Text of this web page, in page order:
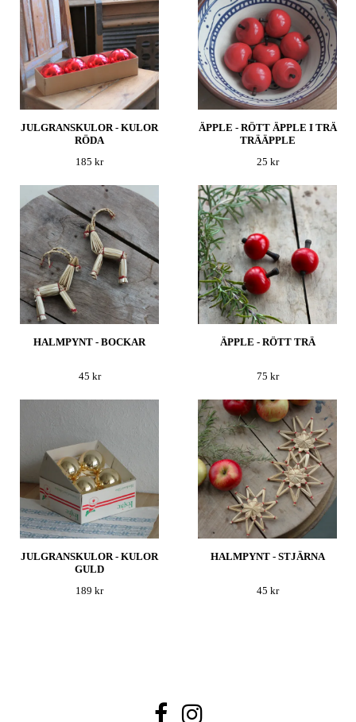
JULGRANSKULOR - KULOR
RÖDA
185 kr
ÄPPLE - RÖTT ÄPPLE I TRÄ
TRÄÄPPLE
25 kr
HALMPYNT - BOCKAR
45 kr
ÄPPLE - RÖTT TRÄ
75 kr
JULGRANSKULOR - KULOR
GULD
189 kr
HALMPYNT - STJÄRNA
45 kr